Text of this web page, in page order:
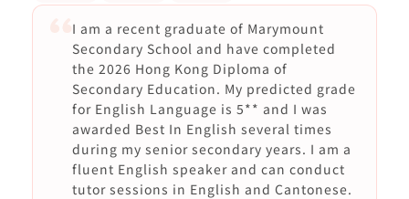
I am a recent graduate of Marymount
Secondary School and have completed
the 2026 Hong Kong Diploma of
Secondary Education. My predicted grade
for English Language is 5** and I was
awarded Best In English several times
during my senior secondary years. I am a
fluent English speaker and can conduct
tutor sessions in English and Cantonese.